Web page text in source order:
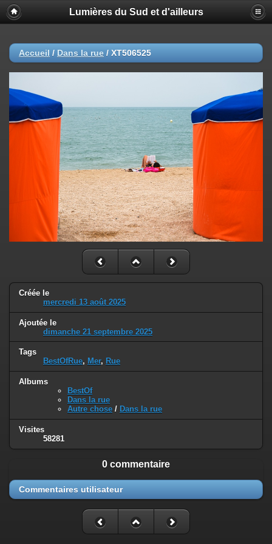
Lumières du Sud et d'ailleurs
Accueil / Dans la rue / XT506525
Créée le
mercredi 13 août 2025
Ajoutée le
dimanche 21 septembre 2025
Tags
BestOfRue, Mer, Rue
Albums
BestOf
Dans la rue
Autre chose / Dans la rue
Visites
58281
0 commentaire
Commentaires utilisateur